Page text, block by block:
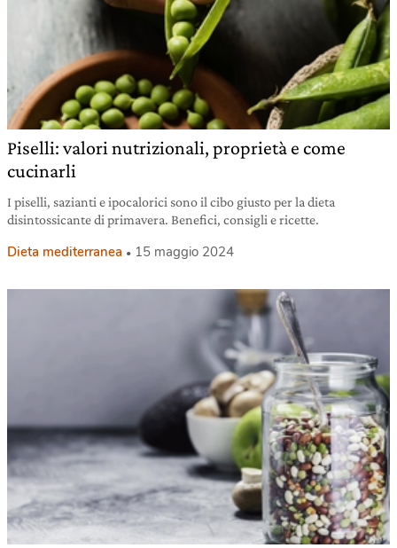
Piselli: valori nutrizionali, proprietà e come
cucinarli
I piselli, sazianti e ipocalorici sono il cibo giusto per la dieta
disintossicante di primavera. Benefici, consigli e ricette.
Dieta mediterranea 15 maggio 2024